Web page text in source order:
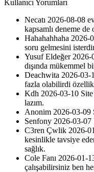
Kullanıcı Yorumları
Necatı 2026-08-08
kapsamlı deneme de
Hahahahhaha 2026-
soru gelmesini
Yusuf Eldeğer 2026-
dışında mükemmel
Deachwita 2026-03-
fazla olabilirdi
Kdh 2026-03-10
lazım.
Anonim 2026-03-09
Senfony 2026-03-07
C3ren Çwlik 2026-
kesinlikle tavsiye
sağlık.
Cole Fanı 2026-01-
çalışabilirsiniz ben